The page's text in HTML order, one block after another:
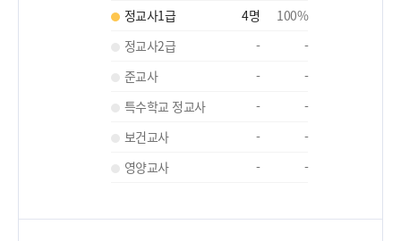
정교사1급
4명 100%
정교사2급
-
-
준교사
-
-
특수학교 정교사
-
-
보건교사
-
-
영양교사
- -